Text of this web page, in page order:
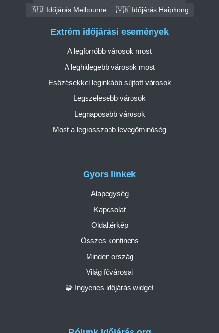
🇦🇺 Időjárás Melbourne
🇻🇳 Időjárás Haiphong
Gyors linkek
Alapegység
Kapcsolat
Oldaltérkép
Összes kontinens
Minden ország
Világ fővárosai
🧩 Ingyenes időjárás widget
Extrém időjárási események
A legforróbb városok most
A leghidegebb városok most
Esőzésekkel leginkább sújtott városok
Legszelesebb városok
Legnaposabb városok
Most a legrosszabb levegőminőség